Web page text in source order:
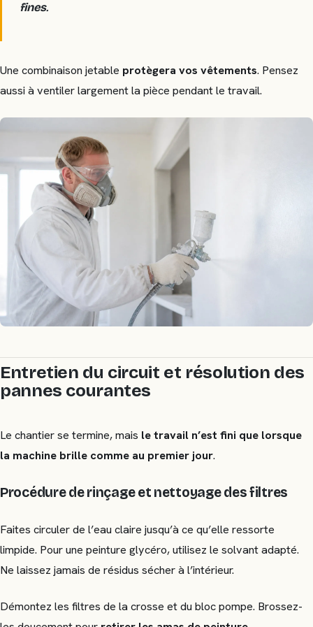
fines.
Une combinaison jetable protègera vos vêtements. Pensez
aussi à ventiler largement la pièce pendant le travail.
Entretien du circuit et résolution des
pannes courantes
Le chantier se termine, mais le travail n’est fini que lorsque
la machine brille comme au premier jour.
Procédure de rinçage et nettoyage des filtres
Faites circuler de l’eau claire jusqu’à ce qu’elle ressorte
limpide. Pour une peinture glycéro, utilisez le solvant adapté.
Ne laissez jamais de résidus sécher à l’intérieur.
Démontez les filtres de la crosse et du bloc pompe. Brossez-